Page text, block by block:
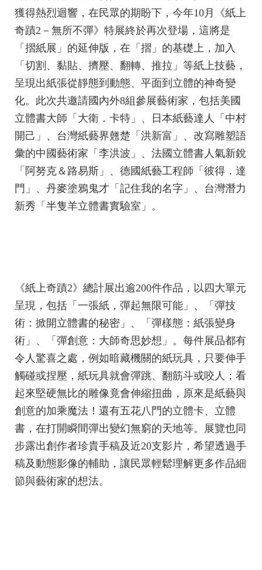
獲得熱烈迴響，在民眾的期盼下，今年10月《紙上
奇蹟2－無所不彈》特展終於再次登場，這將是
「摺紙展」的延伸版，在「摺」的基礎上，加入
「切割、黏貼、擠壓、翻轉、推拉」等紙上技藝，
呈現出紙張從靜態到動態、平面到立體的神奇變
化。此次共邀請國內外8組參展藝術家，包括美國
立體書大師「大衛．卡特」、日本紙藝達人「中村
開己」、台灣紙藝界翹楚「洪新富」、改寫雕塑語
彙的中國藝術家「李洪波」、法國立體書人氣新銳
「阿努克＆路易斯」、德國紙藝工程師「彼得．達
門」、丹麥塗鴉鬼才「記住我的名字」、台灣潛力
新秀「半隻羊立體書實驗室」。
《紙上奇蹟2》總計展出逾200件作品，以四大單元
呈現，包括「一張紙，彈起無限可能」、「彈技
術：掀開立體書的秘密」、「彈樣態：紙張變身
術」、「彈創意：大師奇思妙想」。每件展品都有
令人驚喜之處，例如暗藏機關的紙玩具，只要伸手
觸碰或捏壓，紙玩具就會彈跳、翻筋斗或咬人；看
起來堅硬無比的雕像竟會伸縮扭曲，原來是紙藝與
創意的加乘魔法！還有五花八門的立體卡、立體
書，在打開瞬間彈出變幻無窮的天地等。展覽也同
步露出創作者珍貴手稿及近20支影片，希望透過手
稿及動態影像的輔助，讓民眾輕鬆理解更多作品細
節與藝術家的想法。